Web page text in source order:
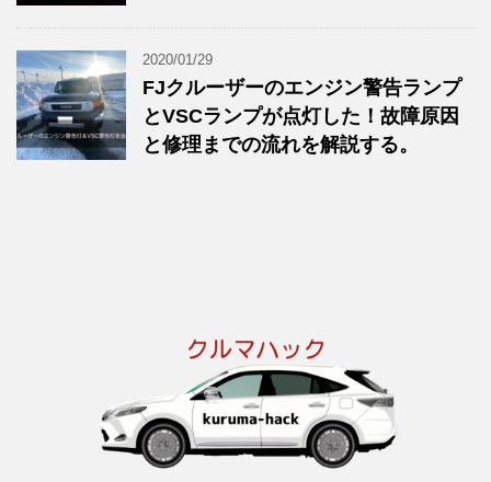
2020/01/29
FJクルーザーのエンジン警告ランプ
とVSCランプが点灯した！故障原因
と修理までの流れを解説する。